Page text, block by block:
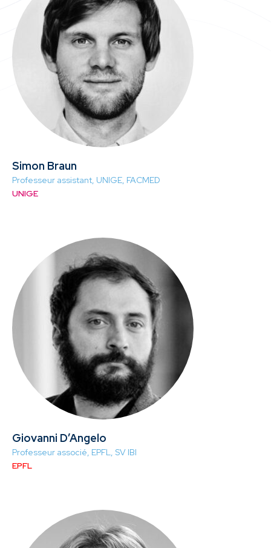
Simon Braun
Professeur assistant, UNIGE, FACMED
UNIGE
Giovanni D’Angelo
Professeur associé, EPFL, SV IBI
EPFL